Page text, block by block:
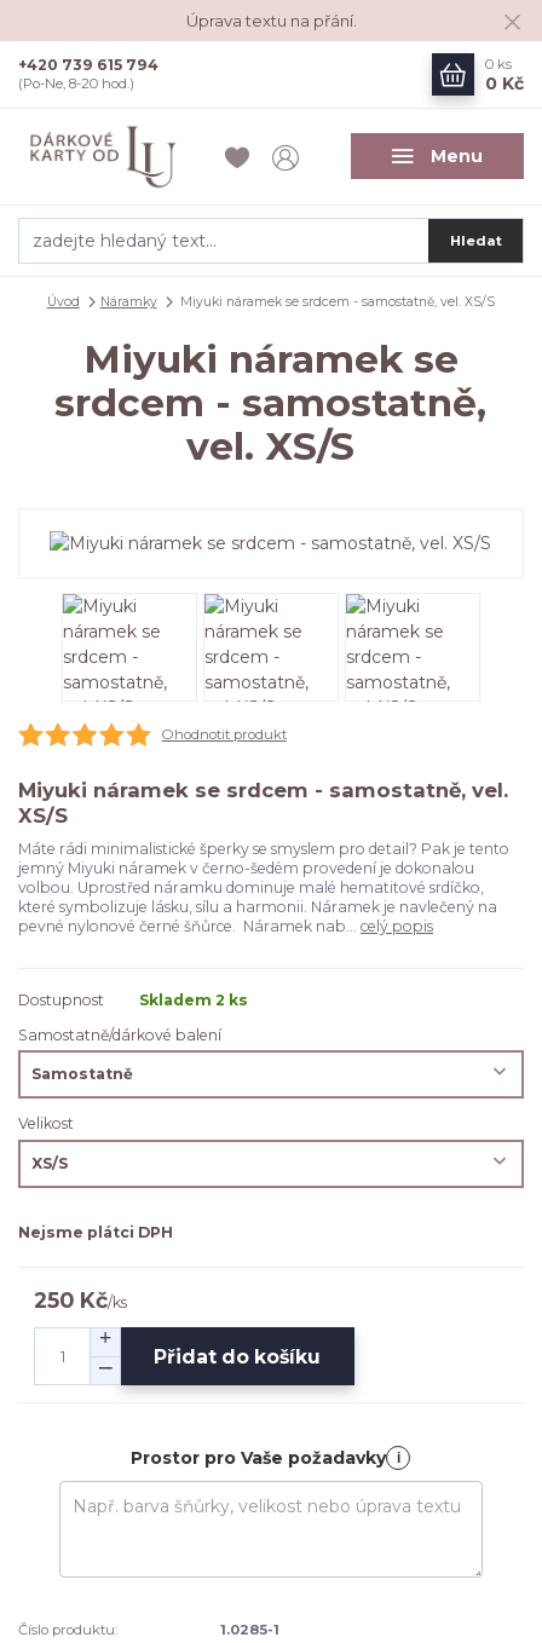
Úprava textu na přání.
Menu
Hledat
+420 739 615 794
(Po-Ne, 8-20 hod.)
0 ks
0 Kč
Úvod Náramky Miyuki náramek se srdcem - samostatně, vel. XS/S
Miyuki náramek se
srdcem - samostatně,
vel. XS/S
Ohodnotit produkt
Miyuki náramek se srdcem - samostatně, vel.
XS/S
Máte rádi minimalistické šperky se smyslem pro detail? Pak je tento
jemný Miyuki náramek v černo-šedém provedení je dokonalou
volbou. Uprostřed náramku dominuje malé hematitové srdíčko,
které symbolizuje lásku, sílu a harmonii. Náramek je navlečený na
pevné nylonové černé šňůrce. Náramek nab... celý popis
Dostupnost
Skladem 2 ks
Samostatně/dárkové balení
Velikost
Nejsme plátci DPH
250 Kč/ks
Přidat do košíku
Prostor pro Vaše požadavky i
Číslo produktu:
1.0285-1